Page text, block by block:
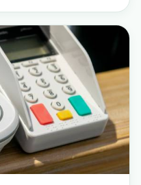
説していきます。
いないと、現場ではすぐ
作業が発生してしまいま
診票の内容を、改めて電
子カルテに入力した診療
ューター（レセコン）に
一つひとつは些細なもの
日に何十人、何百人と患
ねが大きな時間的負担と
ます。さらに深刻なの
響です。会計データが正